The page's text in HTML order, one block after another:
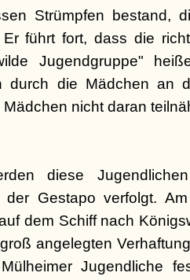
Strümpfen bestand,
führt fort, dass die
Jugendgruppe"
durch die Mädchen an
nicht daran
diese
Gestapo verfolgt.
dem Schiff nach
angelegten
Jugendliche